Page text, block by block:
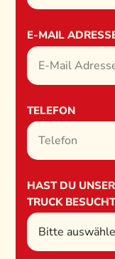
E-MAIL
TELEFON
HAST DU
TRUCK